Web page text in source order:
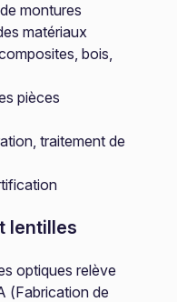
montures
matériaux
bois,
pièces
traitement de
lentilles
optiques relève
(Fabrication de